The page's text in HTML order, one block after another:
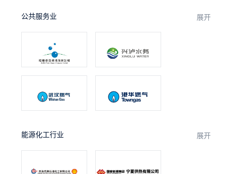
公共服务业 展开
能源化工行业 展开